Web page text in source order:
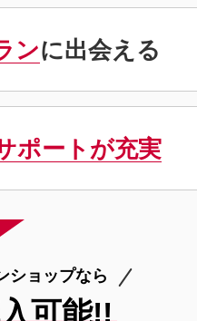
ンに出会える
ポートが充実
ショップなら
可能!!